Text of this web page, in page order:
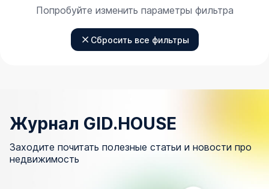
Попробуйте изменить параметры фильтра
Сбросить все фильтры
Журнал GID.HOUSE
Заходите почитать полезные статьи и новости про
недвижимость